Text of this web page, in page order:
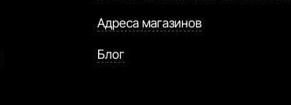
Адреса магазинов
Блог